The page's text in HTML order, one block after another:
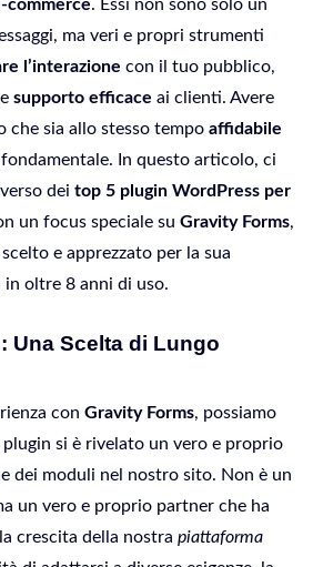
commerce. Essi non sono solo un
ma veri e propri strumenti
l’interazione con il tuo pubblico,
supporto efficace ai clienti. Avere
che sia allo stesso tempo affidabile
In questo articolo, ci
dei top 5 plugin WordPress per
un focus speciale su Gravity Forms,
e apprezzato per la sua
oltre 8 anni di uso.
Una Scelta di Lungo
con Gravity Forms, possiamo
si è rivelato un vero e proprio
dei moduli nel nostro sito. Non è un
un vero e proprio partner che ha
crescita della nostra piattaforma